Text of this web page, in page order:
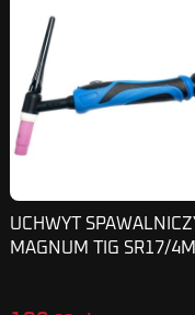
UCHWYT
MAGNUM TIG SR17/4M